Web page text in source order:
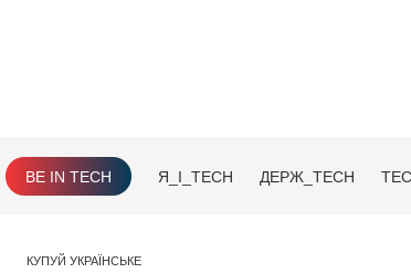
BE IN TECH Я_І_TECH ДЕРЖ_TECH
КУПУЙ УКРАЇНСЬКЕ